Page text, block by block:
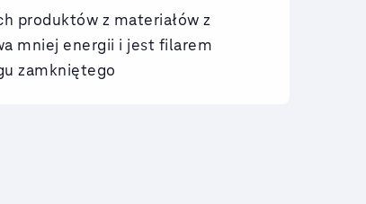
produktów z materiałów z
mniej energii i jest filarem
zamkniętego